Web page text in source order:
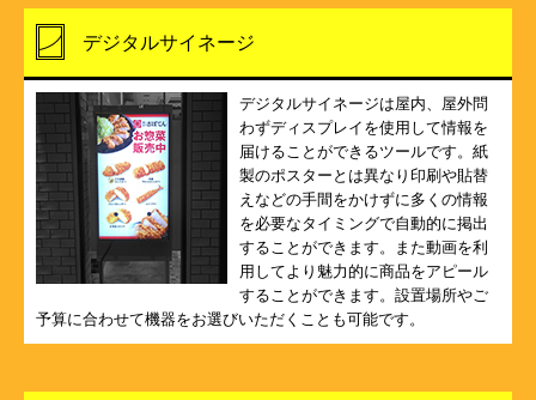
デジタルサイネージ
デジタルサイネージは屋内、屋外問
わずディスプレイを使用して情報を
届けることができるツールです。紙
製のポスターとは異なり印刷や貼替
えなどの手間をかけずに多くの情報
を必要なタイミングで自動的に掲出
することができます。また動画を利
用してより魅力的に商品をアピール
することができます。設置場所やご
予算に合わせて機器をお選びいただくことも可能です。